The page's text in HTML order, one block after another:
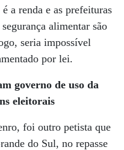
a renda e as prefeituras
alimentar são
seria impossível
por lei.
governo de uso da
eleitorais
foi outro petista que
do Sul, no repasse